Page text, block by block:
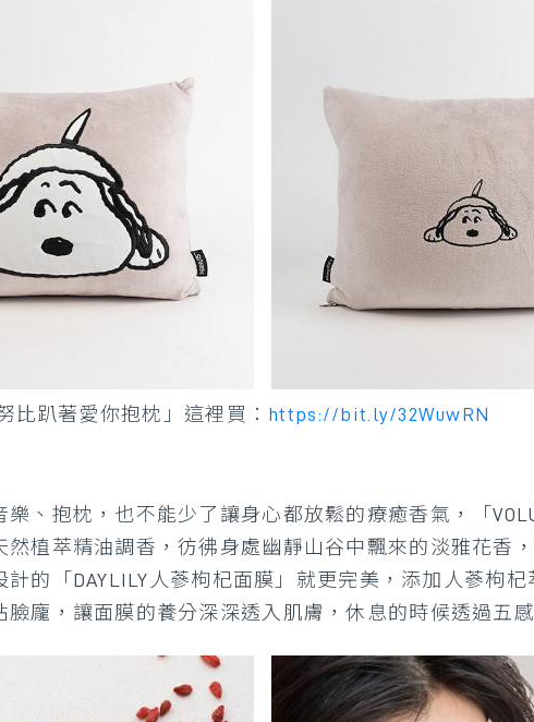
比趴著愛你抱枕」這裡買： https://bit.ly/32WuwRN
、抱枕，也不能少了讓身心都放鬆的療癒香氣，「
然植萃精油調香，彷彿身處幽靜山谷中飄來的淡雅花香
計的「DAYLILY人蔘枸杞面膜」就更完美，添加人蔘枸
臉龐，讓面膜的養分深深透入肌膚，休息的時候透過五